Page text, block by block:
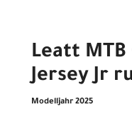
Leatt
Jersey Jr
Modelljahr 2025